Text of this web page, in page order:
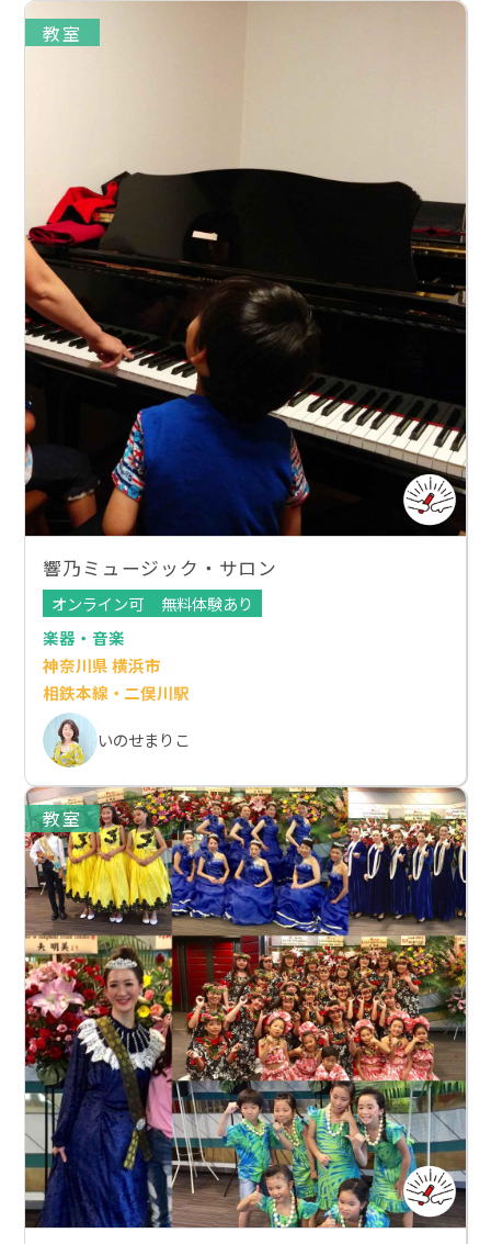
教室
響乃ミュージック・サロン
オンライン可
無料体験あり
楽器・音楽
神奈川県 横浜市
相鉄本線・二俣川駅
いのせまりこ
教室